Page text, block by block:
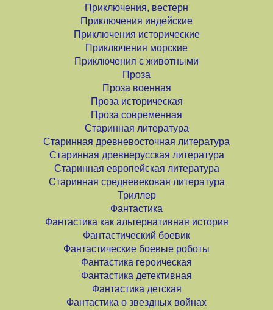
Приключения, вестерн
Приключения индейские
Приключения исторические
Приключения морские
Приключения с животными
Проза
Проза военная
Проза историческая
Проза современная
Старинная литература
Старинная древневосточная литература
Старинная древнерусская литература
Старинная европейская литература
Старинная средневековая литература
Триллер
Фантастика
Фантастика как альтернативная история
Фантастический боевик
Фантастические боевые роботы
Фантастика героическая
Фантастика детективная
Фантастика детская
Фантастика о звездных войнах